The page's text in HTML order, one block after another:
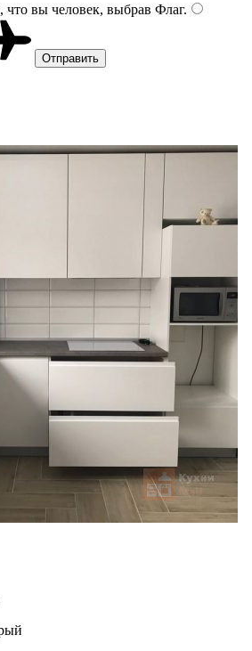
вы человек, выбрав Флаг.